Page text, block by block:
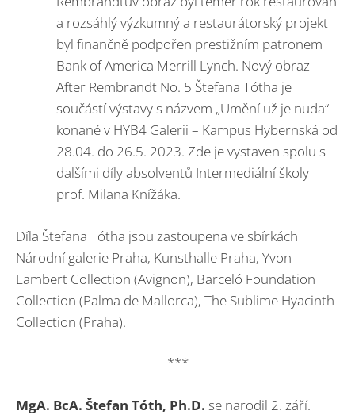
a rozsáhlý výzkumný a restaurátorský projekt
byl finančně podpořen prestižním patronem
Bank of America Merrill Lynch. Nový obraz
After Rembrandt No. 5 Štefana Tótha je
součástí výstavy s názvem „Umění už je nuda“
konané v HYB4 Galerii – Kampus Hybernská od
28.04. do 26.5. 2023. Zde je vystaven spolu s
dalšími díly absolventů Intermediální školy
prof. Milana Knížáka.
Díla Štefana Tótha jsou zastoupena ve sbírkách
Národní galerie Praha, Kunsthalle Praha, Yvon
Lambert Collection (Avignon), Barceló Foundation
Collection (Palma de Mallorca), The Sublime Hyacinth
Collection (Praha).
***
MgA. BcA. Štefan Tóth, Ph.D. se narodil 2. září.